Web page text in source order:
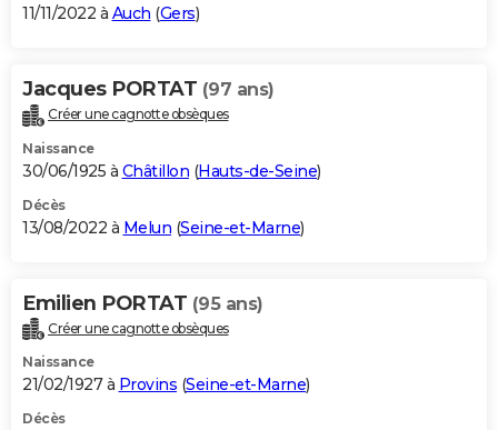
11/11/2022 à Auch (Gers)
Jacques PORTAT (97 ans)
Créer une cagnotte obsèques
Naissance
30/06/1925 à Châtillon (Hauts-de-Seine)
Décès
13/08/2022 à Melun (Seine-et-Marne)
Emilien PORTAT (95 ans)
Créer une cagnotte obsèques
Naissance
21/02/1927 à Provins (Seine-et-Marne)
Décès